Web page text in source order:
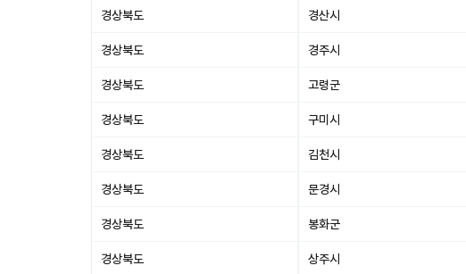
경상북도 경산시
경상북도 경주시
경상북도 고령군
경상북도 구미시
경상북도 김천시
경상북도 문경시
경상북도 봉화군
경상북도 상주시